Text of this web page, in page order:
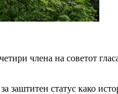
члена на советот
заштитен статус како